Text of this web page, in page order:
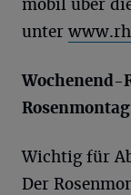
mobil über
unter
Wochenend-
Wichtig für
Der